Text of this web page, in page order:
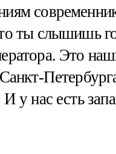
ты слышишь
Это
у нас есть